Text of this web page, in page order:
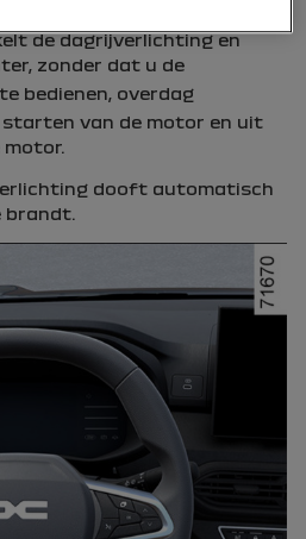
de dagrijverlichting en
zonder dat u de
bedienen, overdag
van de motor en uit
dooft automatisch
brandt.